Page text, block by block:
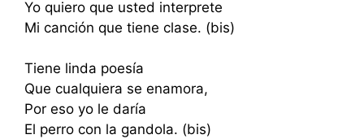
Yo quiero que usted interprete
Mi canción que tiene clase. (bis)
Tiene linda poesía
Que cualquiera se enamora,
Por eso yo le daría
El perro con la gandola. (bis)